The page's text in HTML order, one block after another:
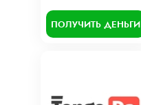
ПОЛУЧИТЬ ДЕНЬГИ